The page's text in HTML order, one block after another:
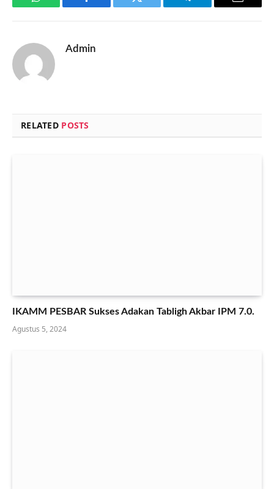
WhatsApp Facebook Twitter Telegram Email
Admin
RELATED POSTS
IKAMM PESBAR Sukses Adakan Tabligh Akbar IPM 7.0.
Agustus 5, 2024